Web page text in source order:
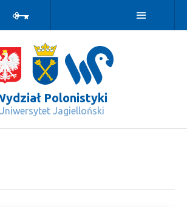
Polonistyki
Jagielloński